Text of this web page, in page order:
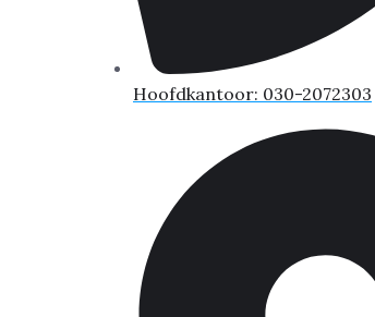
Hoofdkantoor: 030-2072303